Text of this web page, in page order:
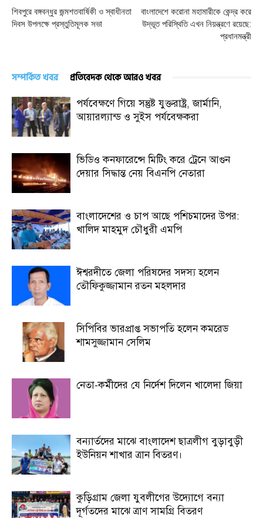
শিবপুরে বঙ্গবন্ধুর জন্মশতবার্ষিকী ও স্বাধীনতা
দিবস উপলক্ষে প্রস্তুতিমূলক সভা
বাংলাদেশে করোনা মহামারীকে কেন্দ্র করে
উদ্ভূত পরিস্থিতি এখন নিয়ন্ত্রণে রয়েছে:
প্রধানমন্ত্রী
সম্পর্কিত খবর প্রতিবেদক থেকে আরও খবর
পর্যবেক্ষণে গিয়ে সন্তুষ্ট যুক্তরাষ্ট্র, জার্মানি,
আয়ারল্যান্ড ও সুইস পর্যবেক্ষকরা
ভিডিও কনফারেন্সে মিটিং করে ট্রেনে আগুন
দেয়ার সিদ্ধান্ত নেয় বিএনপি নেতারা
বাংলাদেশের ও চাপ আছে পশিচমাদের উপর:
খালিদ মাহমুদ চৌধুরী এমপি
ঈশ্বরদীতে জেলা পরিষদের সদস্য হলেন
তৌফিকুজ্জামান রতন মহলদার
সিপিবির ভারপ্রাপ্ত সভাপতি হলেন কমরেড
শামসুজ্জামান সেলিম
নেতা-কর্মীদের যে নির্দেশ দিলেন খালেদা জিয়া
বন্যার্তদের মাঝে বাংলাদেশ ছাত্রলীগ বুড়াবুড়ী
ইউনিয়ন শাখার ত্রান বিতরণ।
কুড়িগ্রাম জেলা যুবলীগের উদ্যোগে বন্যা
দূর্গতদের মাঝে ত্রাণ সামগ্রি বিতরণ